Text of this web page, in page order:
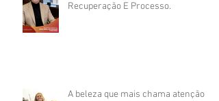
Recuperação E Processo.
A beleza que mais chama atenção